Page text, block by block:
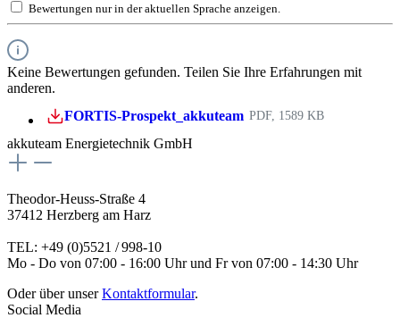
Bewertungen nur in der aktuellen Sprache anzeigen.
Keine Bewertungen gefunden. Teilen Sie Ihre Erfahrungen mit
anderen.
FORTIS-Prospekt_akkuteam PDF, 1589 KB
akkuteam Energietechnik GmbH
Theodor-Heuss-Straße 4
37412 Herzberg am Harz
TEL: +49 (0)5521 / 998-10
Mo - Do von 07:00 - 16:00 Uhr und Fr von 07:00 - 14:30 Uhr
Oder über unserKontaktformular.
Social Media